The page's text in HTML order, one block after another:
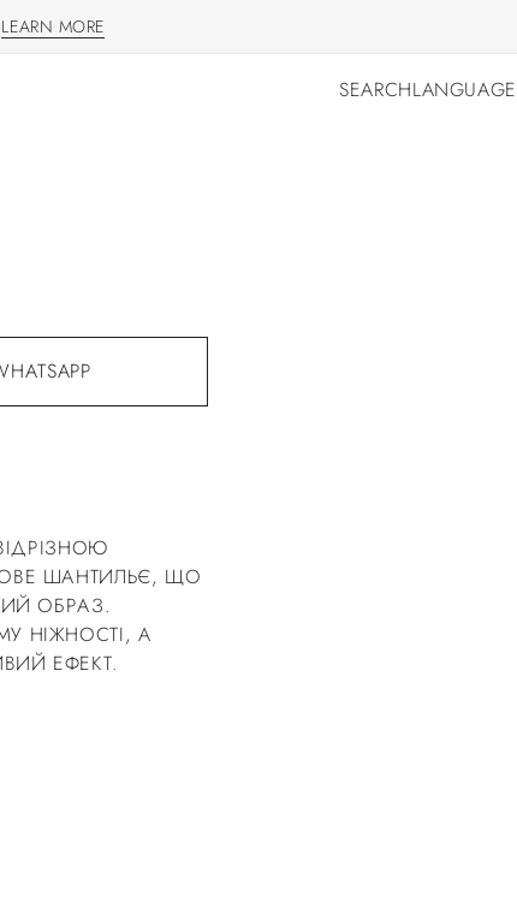
LEARN MORE
SEARCHLANGUAGE
ШАНТИЛЬЄ, ЩО
ОБРАЗ.
НІЖНОСТІ, А
ЕФЕКТ.